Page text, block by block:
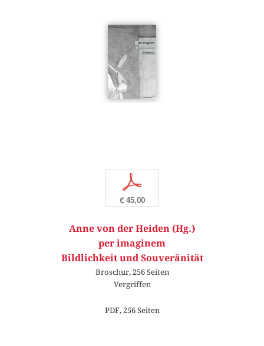
p
€ 45,00
Anne von der Heiden (Hg.)
per imaginem
Bildlichkeit und Souveränität
Broschur, 256 Seiten
Vergriffen
PDF, 256 Seiten